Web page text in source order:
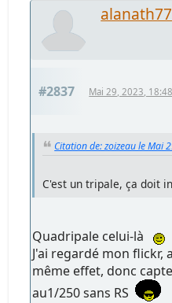
alanath77
#2837 Mai 29, 2023,
Citation de: zoizeau le Mai
C'est un tripale, ça doit
Quadripale celui-là
J'ai regardé mon flickr,
même effet, donc
au1/250 sans RS